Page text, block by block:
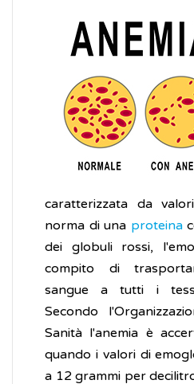
caratterizzata da
norma di una proteina
dei globuli rossi,
compito di
sangue a tutti i
Secondo
Sanità l'anemia è
quando i valori di
a 12 grammi per